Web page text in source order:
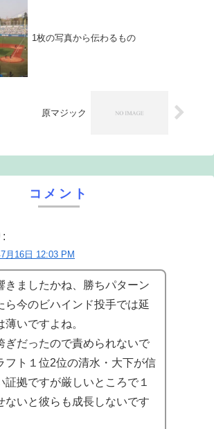
1枚の写真から伝わるもの
原マジック
コメント
:
月16日 12:03 PM
きましたかね、勝ちパターン
ら今のビハインド投手では延
いですよね。
ぎだったので責められないで
フト１位2位の清水・大下が信
証拠ですが厳しいところで１
ないと彼らも成長しないです